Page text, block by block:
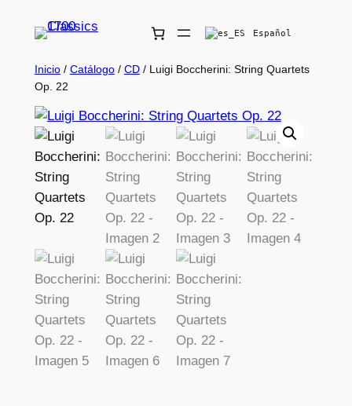
Español
Inicio/ Catálogo/ CD/ Luigi Boccherini: String Quartets
Op. 22